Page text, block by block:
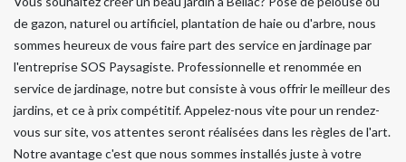
de gazon, naturel ou artificiel, plantation de haie ou d'arbre, nous
sommes heureux de vous faire part des service en jardinage par
l'entreprise SOS Paysagiste. Professionnelle et renommée en
service de jardinage, notre but consiste à vous offrir le meilleur des
jardins, et ce à prix compétitif. Appelez-nous vite pour un rendez-
vous sur site, vos attentes seront réalisées dans les règles de l'art.
Notre avantage c'est que nous sommes installés juste à votre